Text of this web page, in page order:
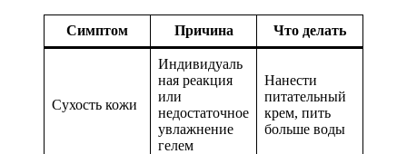
Симптом Причина Что делать
Сухость кожи
Индивидуаль
ная реакция
или
недостаточное
увлажнение
гелем
Нанести
питательный
крем, пить
больше воды